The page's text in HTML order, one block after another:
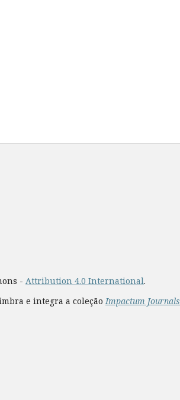
- Attribution 4.0 International.
e integra a coleção Impactum Journals